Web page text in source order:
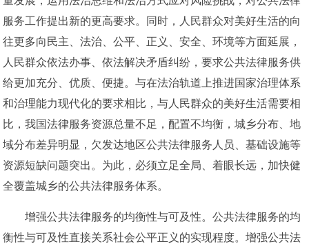
服务工作提出新的更高要求。同时，人民群众对美好生活的向
往更多向民主、法治、公平、正义、安全、环境等方面延展，
人民群众依法办事、依法解决矛盾纠纷，要求公共法律服务供
给更加充分、优质、便捷。与在法治轨道上推进国家治理体系
和治理能力现代化的要求相比，与人民群众的美好生活需要相
比，我国法律服务资源总量不足，配置不均衡，城乡分布、地
域分布差异明显，欠发达地区公共法律服务人员、基础设施等
资源短缺问题突出。为此，必须立足全局、着眼长远，加快健
全覆盖城乡的公共法律服务体系。
增强公共法律服务的均衡性与可及性。公共法律服务的均
衡性与可及性直接关系社会公平正义的实现程度。增强公共法